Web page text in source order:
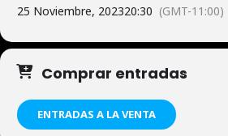
25 Noviembre, 202320:30 (GMT-11:00)
Comprar entradas
ENTRADAS A LA VENTA